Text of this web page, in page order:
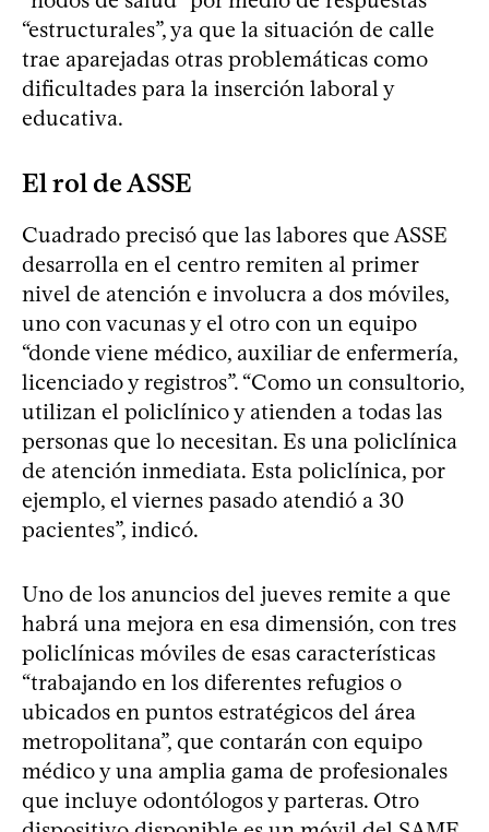
“estructurales”, ya que la situación de calle
trae aparejadas otras problemáticas como
dificultades para la inserción laboral y
educativa.
El rol de ASSE
Cuadrado precisó que las labores que ASSE
desarrolla en el centro remiten al primer
nivel de atención e involucra a dos móviles,
uno con vacunas y el otro con un equipo
“donde viene médico, auxiliar de enfermería,
licenciado y registros”. “Como un consultorio,
utilizan el policlínico y atienden a todas las
personas que lo necesitan. Es una policlínica
de atención inmediata. Esta policlínica, por
ejemplo, el viernes pasado atendió a 30
pacientes”, indicó.
Uno de los anuncios del jueves remite a que
habrá una mejora en esa dimensión, con tres
policlínicas móviles de esas características
“trabajando en los diferentes refugios o
ubicados en puntos estratégicos del área
metropolitana”, que contarán con equipo
médico y una amplia gama de profesionales
que incluye odontólogos y parteras. Otro